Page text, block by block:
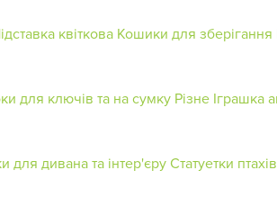
квіткова Кошики для зберігання
для ключів та на сумку Різне Іграшка
для дивана та інтер'єруСтатуетки птахів